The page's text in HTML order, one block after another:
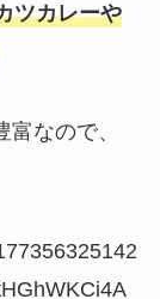
ツカレーや
なので、